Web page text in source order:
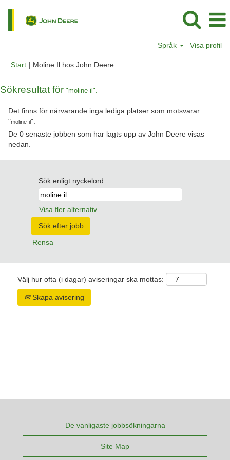
Språk Visa profil
Start | Moline Il hos John Deere(aktuell
Sökresultat för "moline-il".
Det finns för närvarande inga lediga platser som motsvarar
"moline-il".
De 0 senaste jobben som har lagts upp av John Deere visas
nedan.
Sök enligt nyckelord
Visa fler alternativ
Rensa
Välj hur ofta (i dagar) aviseringar ska mottas:
Skapa avisering
De vanligaste jobbsökningarna
Site Map